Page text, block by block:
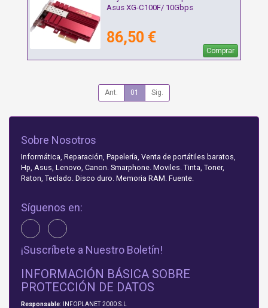
Asus XG-C100F/ 10Gbps
86,50 €
Comprar
Ant. 01 Sig.
Sobre Nosotros
Informática, Reparación, Papelería, Venta de portátiles baratos,
Hp, Asus, Lenovo, Canon. Smarphone. Moviles. Tinta, Toner,
Raton, Teclado. Disco duro. Memoria RAM. Fuente.
Síguenos en:
¡Suscríbete a Nuestro Boletín!
INFORMACIÓN BÁSICA SOBRE
PROTECCIÓN DE DATOS
Responsable: INFOPLANET 2000 S.L